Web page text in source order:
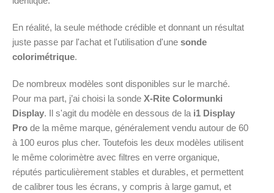
En réalité, la seule méthode crédible et donnant un résultat
juste passe par l'achat et l'utilisation d'une sonde
colorimétrique.
De nombreux modèles sont disponibles sur le marché.
Pour ma part, j’ai choisi la sonde X-Rite Colormunki
Display. Il s'agit du modèle en dessous de la i1 Display
Pro de la même marque, généralement vendu autour de 60
à 100 euros plus cher. Toutefois les deux modèles utilisent
le même colorimètre avec filtres en verre organique,
réputés particulièrement stables et durables, et permettent
de calibrer tous les écrans, y compris à large gamut, et